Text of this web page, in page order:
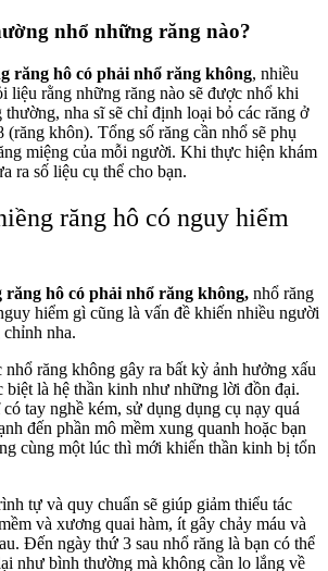
nhổ những răng nào?
răng hô có phải nhổ răng không, nhiều
liệu rằng những răng nào sẽ được nhổ khi
nha sĩ sẽ chỉ định loại bỏ các răng ở
(răng khôn). Tổng số răng cần nhổ sẽ phụ
miệng của mỗi người. Khi thực hiện khám
ra số liệu cụ thể cho bạn.
răng hô có nguy hiểm
răng hô có phải nhổ răng không, nhổ răng
hiểm gì cũng là vấn đề khiến nhiều người
nha.
răng không gây ra bất kỳ ảnh hưởng xấu
biệt là hệ thần kinh như những lời đồn đại.
tay nghề kém, sử dụng dụng cụ nạy quá
đến phần mô mềm xung quanh hoặc bạn
cùng một lúc thì mới khiến thần kinh bị tổn
tự và quy chuẩn sẽ giúp giảm thiểu tác
và xương quai hàm, ít gây chảy máu và
Đến ngày thứ 3 sau nhổ răng là bạn có thể
như bình thường mà không cần lo lắng về